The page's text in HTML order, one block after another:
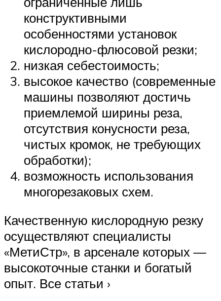
конструктивными
особенностями установок
кислородно-флюсовой резки;
низкая себестоимость;
высокое качество (современные
машины позволяют достичь
приемлемой ширины реза,
отсутствия конусности реза,
чистых кромок, не требующих
обработки);
возможность использования
многорезаковых схем.
Качественную кислородную резку
осуществляют специалисты
«МетиСтр», в арсенале которых —
высокоточные станки и богатый
опыт. Все статьи ›